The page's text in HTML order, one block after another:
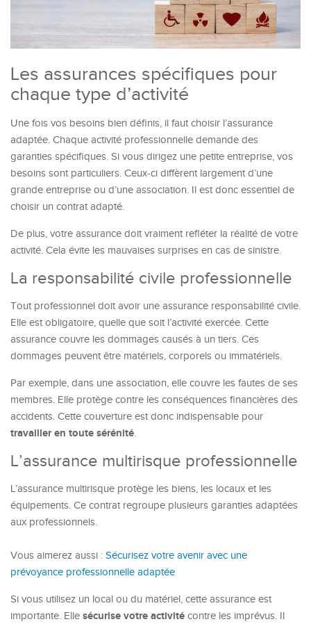
Les assurances spécifiques pour
chaque type d’activité
Une fois vos besoins bien définis, il faut choisir l’assurance
adaptée. Chaque activité professionnelle demande des
garanties spécifiques. Si vous dirigez une petite entreprise, vos
besoins sont particuliers. Ceux-ci diffèrent largement d’une
grande entreprise ou d’une association. Il est donc essentiel de
choisir un contrat adapté.
De plus, votre assurance doit vraiment refléter la réalité de votre
activité. Cela évite les mauvaises surprises en cas de sinistre.
La responsabilité civile professionnelle
Tout professionnel doit avoir une assurance responsabilité civile.
Elle est obligatoire, quelle que soit l’activité exercée. Cette
assurance couvre les dommages causés à un tiers. Ces
dommages peuvent être matériels, corporels ou immatériels.
Par exemple, dans une association, elle couvre les fautes de ses
membres. Elle protège contre les conséquences financières des
accidents. Cette couverture est donc indispensable pour
travailler en toute sérénité.
L’assurance multirisque professionnelle
L’assurance multirisque protège les biens, les locaux et les
équipements. Ce contrat regroupe plusieurs garanties adaptées
aux professionnels.
Vous aimerez aussi : Sécurisez votre avenir avec une
prévoyance professionnelle adaptée
Si vous utilisez un local ou du matériel, cette assurance est
importante. Elle sécurise votre activité contre les imprévus. Il